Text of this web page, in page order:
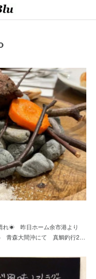
れ☀ 昨日ホーム余市港より
森大間沖にて 真鯛釣行2…